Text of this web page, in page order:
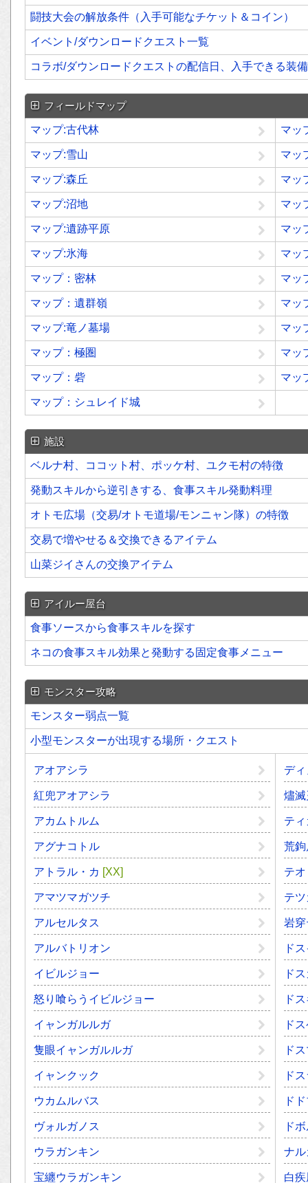
闘技大会の解放条件（入手可能なチケット＆コイン）
イベント/ダウンロードクエスト一覧
コラボ/ダウンロードクエストの配信日、入手できる装備
フィールドマップ
マップ:古代林 マッ
マップ:雪山 マッ
マップ:森丘 マッ
マップ:沼地 マッ
マップ:遺跡平原 マッ
マップ:氷海 マッ
マップ：密林 マッ
マップ：遺群嶺 マッ
マップ:竜ノ墓場 マッ
マップ：極圏 マッ
マップ：砦 マッ
マップ：シュレイド城
施設
ベルナ村、ココット村、ポッケ村、ユクモ村の特徴
発動スキルから逆引きする、食事スキル発動料理
オトモ広場（交易/オトモ道場/モンニャン隊）の特徴
交易で増やせる＆交換できるアイテム
山菜ジイさんの交換アイテム
アイルー屋台
食事ソースから食事スキルを探す
ネコの食事スキル効果と発動する固定食事メニュー
モンスター攻略
モンスター弱点一覧
小型モンスターが出現する場所・クエスト
アオアシラ
紅兜アオアシラ
アカムトルム
アグナコトル
アトラル・カ [XX]
アマツマガツチ
アルセルタス
アルバトリオン
イビルジョー
怒り喰らうイビルジョー
イャンガルルガ
隻眼イャンガルルガ
イャンクック
ウカムルバス
ヴォルガノス
ウラガンキン
宝纏ウラガンキン
デ
燼
テ
荒
テ
テ
岩
ド
ド
ド
ド
ド
ド
ド
ド
ナ
白